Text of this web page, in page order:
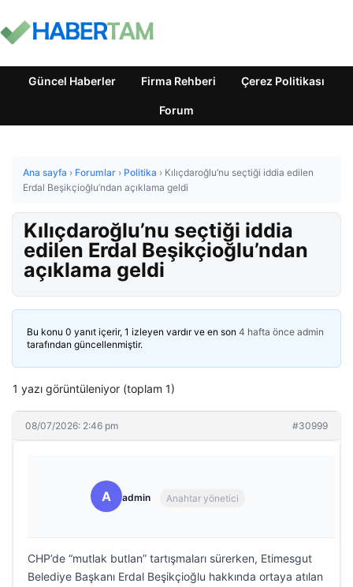
Güncel Haberler Firma Rehberi Çerez Politikası
Forum
Ana sayfa › Forumlar › Politika › Kılıçdaroğlu’nu seçtiği iddia edilen
Erdal Beşikçioğlu’ndan açıklama geldi
Kılıçdaroğlu’nu seçtiği iddia
edilen Erdal Beşikçioğlu’ndan
açıklama geldi
Bu konu 0 yanıt içerir, 1 izleyen vardır ve en son 4 hafta önce admin
tarafından güncellenmiştir.
1 yazı görüntüleniyor (toplam 1)
08/07/2026: 2:46 pm #30999
A admin Anahtar yönetici
CHP’de “mutlak butlan” tartışmaları sürerken, Etimesgut
Belediye Başkanı Erdal Beşikçioğlu hakkında ortaya atılan